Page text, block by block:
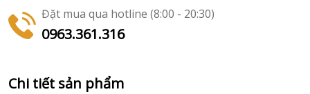
Đặt mua qua hotline (8:00 - 20:30)
0963.361.316
Chi tiết sản phẩm